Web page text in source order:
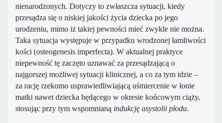
nienarodzonych. Dotyczy to zwłaszcza sytuacji, kiedy
przesądza się o niskiej jakości życia dziecka po jego
urodzeniu, mimo iż takiej pewności mieć zwykle nie można.
Taka sytuacja występuje w przypadku wrodzonej łamliwości
kości (osteogenesis imperfecta). W aktualnej praktyce
niepewność tę zaczęto uznawać za przesądzającą o
najgorszej możliwej sytuacji klinicznej, a co za tym idzie –
za rację rzekomo usprawiedliwiającą uśmiercenie w łonie
matki nawet dziecka będącego w okresie końcowym ciąży,
stosując przy tym wspomnianą indukcję asystolii płodu.